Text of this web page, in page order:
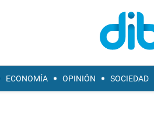
ECONOMÍA OPINIÓN SOCIEDAD